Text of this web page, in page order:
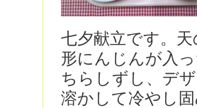
七夕献立です。
形にんじんが入
ちらしずし、デ
溶かして冷やし